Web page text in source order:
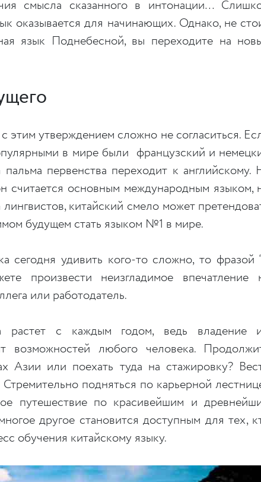
смысла сказанного в интонации…
оказывается для начинающих. Однако, не
язык Поднебесной, вы переходите на
утверждением сложно не согласиться.
в мире были французский и
первенства переходит к английскому.
считается основным международным языком,
китайский смело может
будущем стать языком №1 в мире.
сегодня удивить кого-то сложно, то фразой
произвести неизгладимое впечатление
или работодатель.
растет с каждым годом, ведь владение
возможностей любого человека.
Азии или поехать туда на стажировку?
подняться по карьерной
путешествие по красивейшим и
другое становится доступным для тех,
обучения китайскому языку.